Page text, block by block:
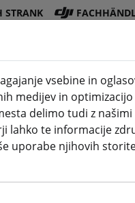
STRANK
Propel
er
Dodat
ki
vsebine in
medijev in
delimo tudi z
lahko te informacije
uporabe njihovih